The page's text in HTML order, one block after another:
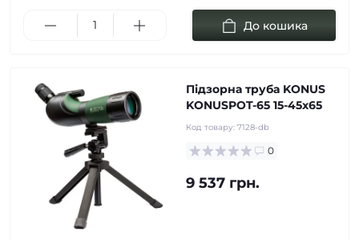
До кошика
Підзорна труба KONUS
KONUSPOT-65 15-45x65
Код товару: 7128-db
0
9 537 грн.